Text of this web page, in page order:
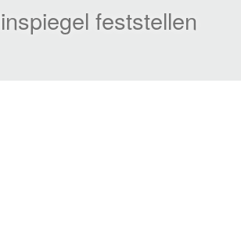
feststellen